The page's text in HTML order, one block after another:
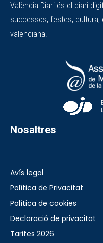
València Diari és el diari
successos, festes,
valenciana.
Nosaltres
Avís legal
Política de Privacitat
Política de cookies
Declaració de privacitat
Tarifes 2026